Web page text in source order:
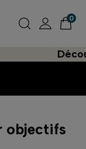
0
objectifs